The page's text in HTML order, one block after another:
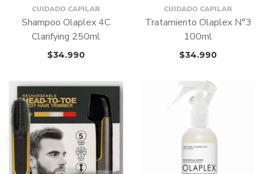
CUIDADO CAPILAR
Shampoo Olaplex 4C
Clarifying 250ml
$34.990
CUIDADO CAPILAR
Tratamiento Olaplex N°3
100ml
$34.990